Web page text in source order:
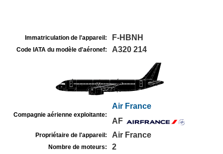
Immatriculation de l'appareil: F-HBNH
Code IATA du modèle d'aéronef: A320 214
Compagnie aérienne exploitante:
Air France
AF
Propriétaire de l'appareil: Air France
Nombre de moteurs: 2